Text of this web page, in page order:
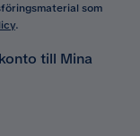
som
.
till Mina